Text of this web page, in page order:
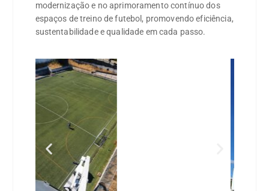
modernização e no aprimoramento contínuo dos
espaços de treino de futebol, promovendo eficiência,
sustentabilidade e qualidade em cada passo.